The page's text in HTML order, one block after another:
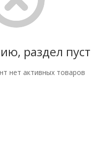
раздел пуст
нет активных товаров